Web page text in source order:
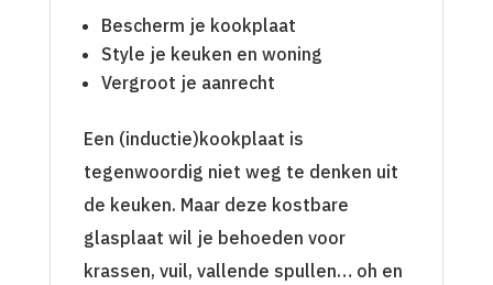
Bescherm je kookplaat
Style je keuken en woning
Vergroot je aanrecht
Een (inductie)kookplaat is
tegenwoordig niet weg te denken uit
de keuken. Maar deze kostbare
glasplaat wil je behoeden voor
krassen, vuil, vallende spullen… oh en